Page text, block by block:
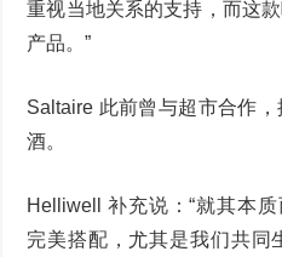
重视当地关系的支持，而这
产品。”
Saltaire 此前曾与超市合作
酒。
Helliwell 补充说：“就其本
完美搭配，尤其是我们共同